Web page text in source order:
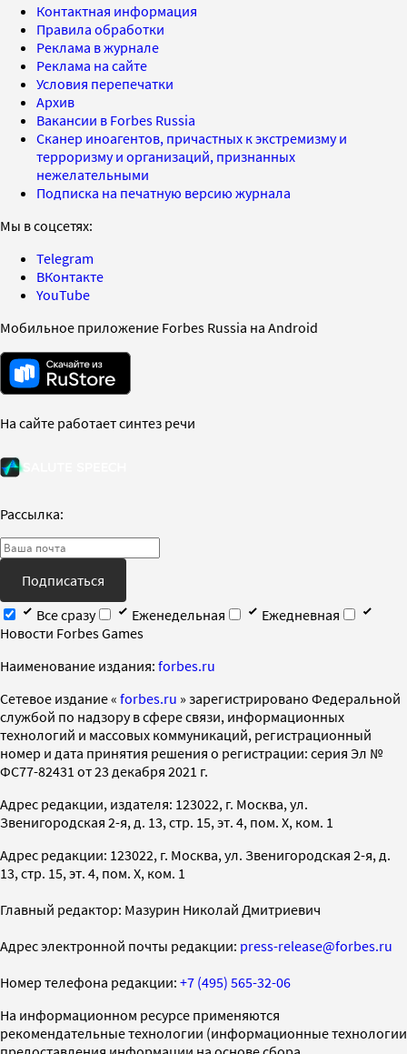
Контактная информация
Правила обработки
Реклама в журнале
Реклама на сайте
Условия перепечатки
Архив
Вакансии в Forbes Russia
Сканер иноагентов, причастных к экстремизму и
терроризму и организаций, признанных
нежелательными
Подписка на печатную версию журнала
Мы в соцсетях:
Telegram
ВКонтакте
YouTube
Мобильное приложение Forbes Russia на Android
На сайте работает синтез речи
Рассылка:
Подписаться
Все сразу
Еженедельная
Ежедневная
Новости Forbes Games
Наименование издания: forbes.ru
Cетевое издание « forbes.ru » зарегистрировано Федеральной
службой по надзору в сфере связи, информационных
технологий и массовых коммуникаций, регистрационный
номер и дата принятия решения о регистрации: серия Эл №
ФС77-82431 от 23 декабря 2021 г.
Адрес редакции, издателя: 123022, г. Москва, ул.
Звенигородская 2-я, д. 13, стр. 15, эт. 4, пом. X, ком. 1
Адрес редакции: 123022, г. Москва, ул. Звенигородская 2-я, д.
13, стр. 15, эт. 4, пом. X, ком. 1
Главный редактор: Мазурин Николай Дмитриевич
Адрес электронной почты редакции: press-release@forbes.ru
Номер телефона редакции: +7 (495) 565-32-06
На информационном ресурсе применяются
рекомендательные технологии (информационные технологии